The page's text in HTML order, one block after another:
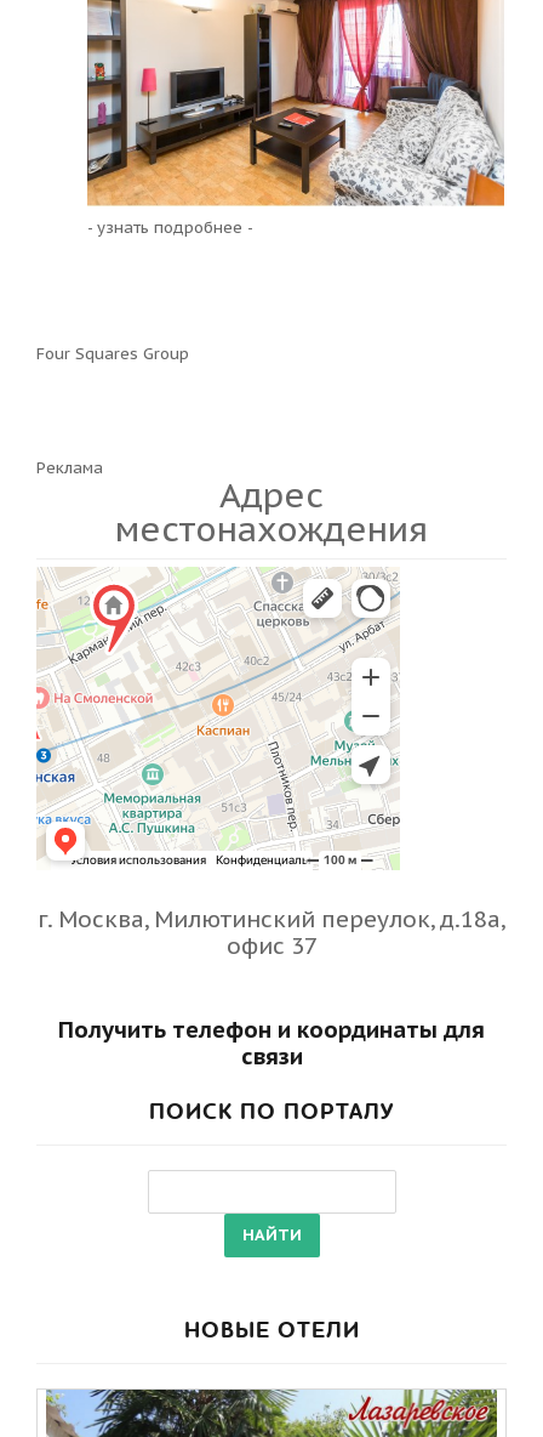
- узнать подробнее -
Four Squares Group
Реклама
Адрес
местонахождения
г. Москва, Милютинский переулок, д.18a,
офис 37
Получить телефон и координаты для
связи
ПОИСК ПО ПОРТАЛУ
НОВЫЕ ОТЕЛИ